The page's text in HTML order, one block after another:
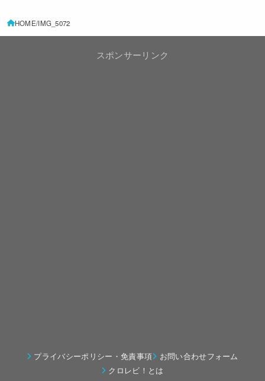
HOME IMG_5072
スポンサーリンク
プライバシーポリシー・免責事項
お問い合わせフォーム
クロレビ！とは